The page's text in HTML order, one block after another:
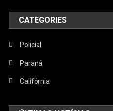
CATEGORIES
Policial
Paraná
Califórnia